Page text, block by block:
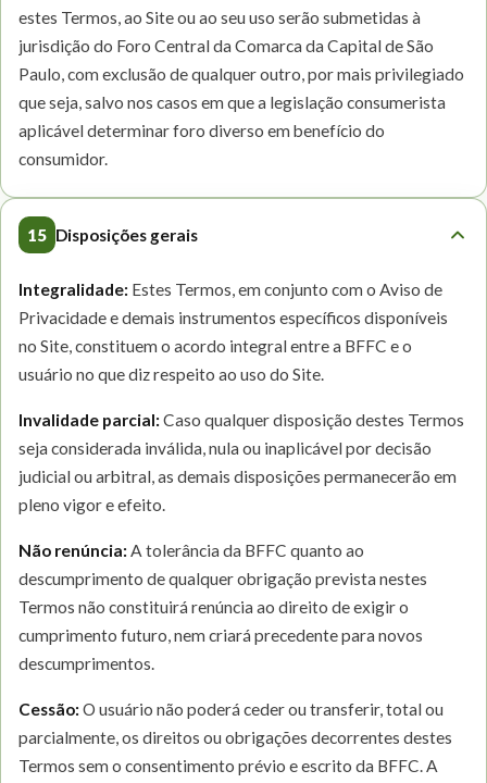
estes Termos, ao Site ou ao seu uso serão submetidas à
jurisdição do Foro Central da Comarca da Capital de São
Paulo, com exclusão de qualquer outro, por mais privilegiado
que seja, salvo nos casos em que a legislação consumerista
aplicável determinar foro diverso em benefício do
consumidor.
15 Disposições gerais
Integralidade: Estes Termos, em conjunto com o Aviso de
Privacidade e demais instrumentos específicos disponíveis
no Site, constituem o acordo integral entre a BFFC e o
usuário no que diz respeito ao uso do Site.
Invalidade parcial:Caso qualquer disposição destes Termos
seja considerada inválida, nula ou inaplicável por decisão
judicial ou arbitral, as demais disposições permanecerão em
pleno vigor e efeito.
Não renúncia:A tolerância da BFFC quanto ao
descumprimento de qualquer obrigação prevista nestes
Termos não constituirá renúncia ao direito de exigir o
cumprimento futuro, nem criará precedente para novos
descumprimentos.
Cessão:O usuário não poderá ceder ou transferir, total ou
parcialmente, os direitos ou obrigações decorrentes destes
Termos sem o consentimento prévio e escrito da BFFC. A